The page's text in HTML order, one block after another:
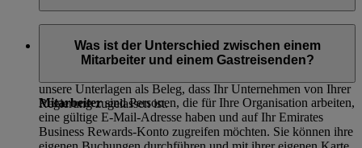
Handelsregisternummer ist ein rechtsgültiges Dokument, das
nachweist, dass Sie in Ihrer Stadt oder Ihrem Land ein
unsere Unterlagen als Beleg, dass Ihr Unternehmen von Ihrer
Regierung zugelassen ist.
Was ist der Unterschied zwischen einem
Mitarbeiter und einem Gastreisenden?
Mitarbeitersind Personen, die für Ihre Organisation arbeiten,
eine gültige E-Mail-Adresse haben und auf Ihr Emirates
Business Rewards-Konto zugreifen möchten. Sie können ihre